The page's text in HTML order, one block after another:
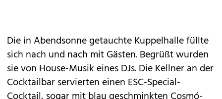
Die in Abendsonne getauchte Kuppelhalle füllte
sich nach und nach mit Gästen. Begrüßt wurden
sie von House-Musik eines DJs. Die Kellner an der
Cocktailbar servierten einen ESC-Special-